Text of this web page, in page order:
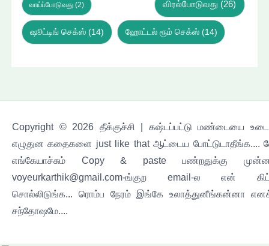
வாய்ப்போடுவது (2) விரல்போடுவது (26)
ஷூட்டிங் செக்ஸ்(14) ஹோட்டல் ரூம் செக்ஸ்(14)
Copyright © 2026 தீக்குச்சி | கஷ்டப்பட்டு மண்டையை
எழுதுன கதைகளை just like that ஆட்டைய போட்டுடாதீங்க....
எங்கேயாச்சும் Copy & paste பண்றதுக்கு
voyeurkarthik@gmail.com-ங்குற email-ல என்
சொல்லிடுங்க... ரொம்ப நேரம் இங்கே உலாத்துனீங்கன்னா
சந்தோஷமே....